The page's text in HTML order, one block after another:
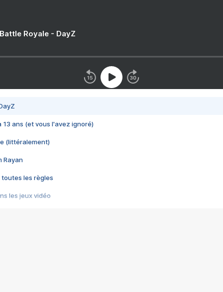
Royale - DayZ
13 ans (et vous l'avez ignoré)
(littéralement)
Rayan
toutes les règles
les jeux vidéo